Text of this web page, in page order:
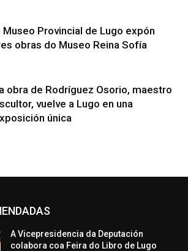
Museo Provincial de Lugo expón
obras do Museo Reina Sofía
obra de Rodríguez Osorio, maestro
vuelve a Lugo en una
única
A Vicepresidencia da Deputación
colabora coa Feira do Libro de Lugo